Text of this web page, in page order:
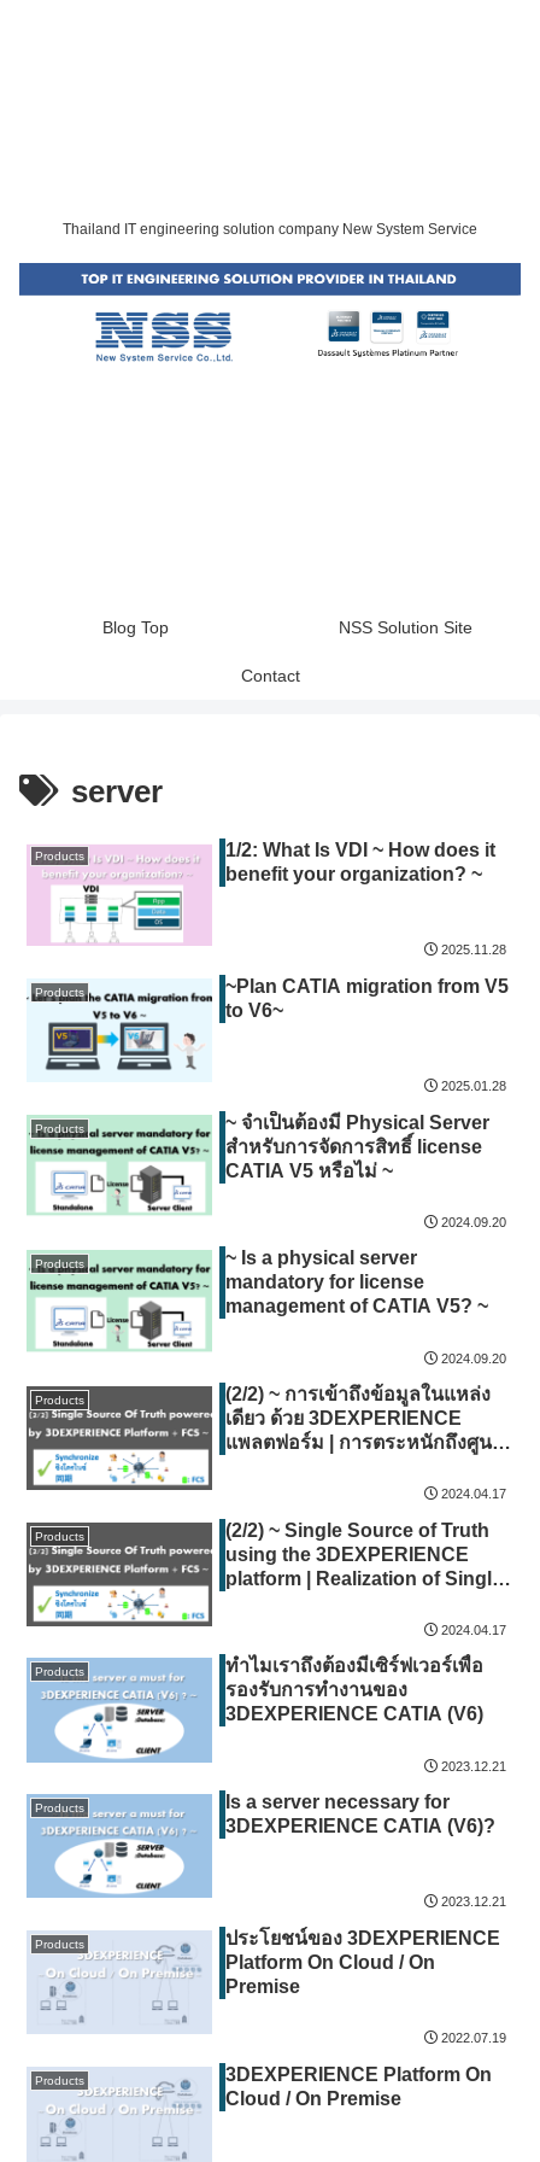
Thailand IT engineering solution company New System Service
Blog Top NSS Solution Site
Contact
server
Products
1/2: What Is VDI ~ How does it
benefit your organization? ~
2025.11.28
Products
~Plan CATIA migration from V5
to V6~
2025.01.28
Products
~ จำเป็นต้องมี Physical Server
สำหรับการจัดการสิทธิ์ license
CATIA V5 หรือไม่ ~
2024.09.20
Products
~ Is a physical server
mandatory for license
management of CATIA V5? ~
2024.09.20
Products
(2/2) ~ การเข้าถึงข้อมูลในแหล่ง
เดียว ด้วย 3DEXPERIENCE
แพลตฟอร์ม | การตระหนักถึงศูนย์
องค์กร (การจัดการข้อมูลเป็นอัน
2024.04.17
Products
(2/2) ~ Single Source of Truth
using the 3DEXPERIENCE
platform | Realization of Single
management of information)
and FCS
2024.04.17
Products
ทำไมเราถึงต้องมีเซิร์ฟเวอร์เพื่อ
รองรับการทำงานของ
3DEXPERIENCE CATIA (V6)
2023.12.21
Products
Is a server necessary for
3DEXPERIENCE CATIA (V6)?
2023.12.21
Products
ประโยชน์ของ 3DEXPERIENCE
Platform On Cloud / On
Premise
2022.07.19
Products
3DEXPERIENCE Platform On
Cloud / On Premise